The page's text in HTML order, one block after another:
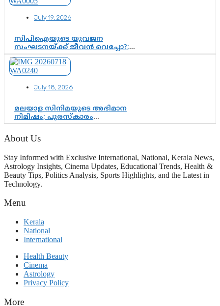
July 19, 2026
സിപിഐയുടെ യുവജന
സംഘടനയ്ക്ക് ജീവൻ വെച്ചോ?;
ജിസ്മോന്റെ വിമർശനം രാഷ്ട്രീയ
ഇരട്ടത്താപ്പെന്ന് ചർച്ച
July 18, 2026
മലയാള സിനിമയുടെ അഭിമാന
നിമിഷം; പുരസ്‌കാരം
ആഘോഷമാകട്ടെ, മികവ് ശീലമാകട്ടെ
About Us
Stay Informed with Exclusive International, National, Kerala News,
Astrology Insights, Cinema Updates, Educational Trends, Health &
Beauty Tips, Politics Analysis, Sports Highlights, and the Latest in
Technology.
Menu
Kerala
National
International
Health Beauty
Cinema
Astrology
Privacy Policy
More